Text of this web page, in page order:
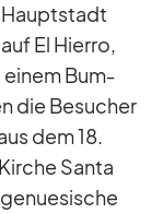
Haupt­stadt
El Hierro,
ei­nem Bum­
die Be­su­cher
dem 18.
Santa